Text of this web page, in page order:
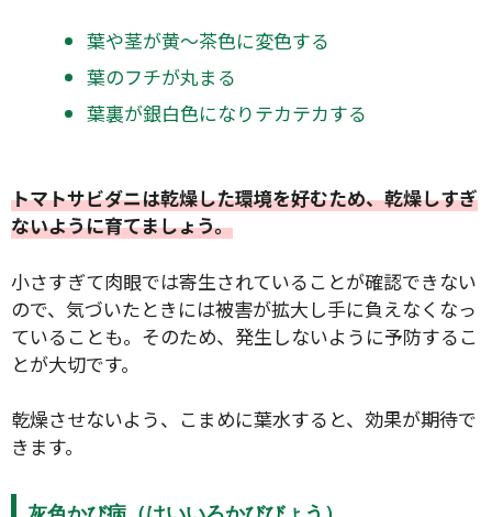
葉や茎が黄〜茶色に変色する
葉のフチが丸まる
葉裏が銀白色になりテカテカする
トマトサビダニは乾燥した環境を好むため、乾燥しすぎ
ないように育てましょう。
小さすぎて肉眼では寄生されていることが確認できない
ので、気づいたときには被害が拡大し手に負えなくなっ
ていることも。そのため、発生しないように予防するこ
とが大切です。
乾燥させないよう、こまめに葉水すると、効果が期待で
きます。